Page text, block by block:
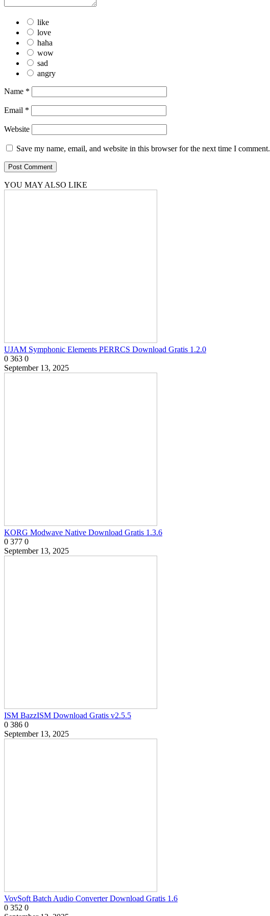
like
love
haha
wow
sad
angry
Name *
Email *
Website
Save my name, email, and website in this browser for the next time I comment.
YOU MAY ALSO LIKE
UJAM Symphonic Elements PERRCS Download Gratis 1.2.0
0 363 0
September 13, 2025
KORG Modwave Native Download Gratis 1.3.6
0 377 0
September 13, 2025
ISM BazzISM Download Gratis v2.5.5
0 386 0
September 13, 2025
VovSoft Batch Audio Converter Download Gratis 1.6
0 352 0